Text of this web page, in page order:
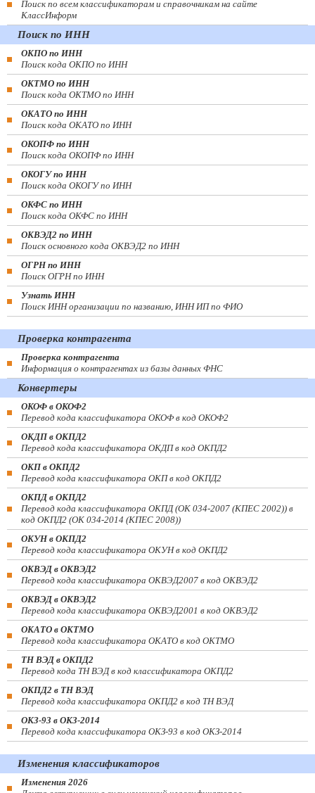
Поиск по всем классификаторам и справочникам на сайте
КлассИнформ
Поиск по ИНН
ОКПО по ИНН
Поиск кода ОКПО по ИНН
ОКТМО по ИНН
Поиск кода ОКТМО по ИНН
ОКАТО по ИНН
Поиск кода ОКАТО по ИНН
ОКОПФ по ИНН
Поиск кода ОКОПФ по ИНН
ОКОГУ по ИНН
Поиск кода ОКОГУ по ИНН
ОКФС по ИНН
Поиск кода ОКФС по ИНН
ОКВЭД2 по ИНН
Поиск основного кода ОКВЭД2 по ИНН
ОГРН по ИНН
Поиск ОГРН по ИНН
Узнать ИНН
Поиск ИНН организации по названию, ИНН ИП по ФИО
Проверка контрагента
Проверка контрагента
Информация о контрагентах из базы данных ФНС
Конвертеры
ОКОФ в ОКОФ2
Перевод кода классификатора ОКОФ в код ОКОФ2
ОКДП в ОКПД2
Перевод кода классификатора ОКДП в код ОКПД2
ОКП в ОКПД2
Перевод кода классификатора ОКП в код ОКПД2
ОКПД в ОКПД2
Перевод кода классификатора ОКПД (ОК 034-2007 (КПЕС 2002)) в
код ОКПД2 (ОК 034-2014 (КПЕС 2008))
ОКУН в ОКПД2
Перевод кода классификатора ОКУН в код ОКПД2
ОКВЭД в ОКВЭД2
Перевод кода классификатора ОКВЭД2007 в код ОКВЭД2
ОКВЭД в ОКВЭД2
Перевод кода классификатора ОКВЭД2001 в код ОКВЭД2
ОКАТО в ОКТМО
Перевод кода классификатора ОКАТО в код ОКТМО
ТН ВЭД в ОКПД2
Перевод кода ТН ВЭД в код классификатора ОКПД2
ОКПД2 в ТН ВЭД
Перевод кода классификатора ОКПД2 в код ТН ВЭД
ОКЗ-93 в ОКЗ-2014
Перевод кода классификатора ОКЗ-93 в код ОКЗ-2014
Изменения классификаторов
Изменения 2026